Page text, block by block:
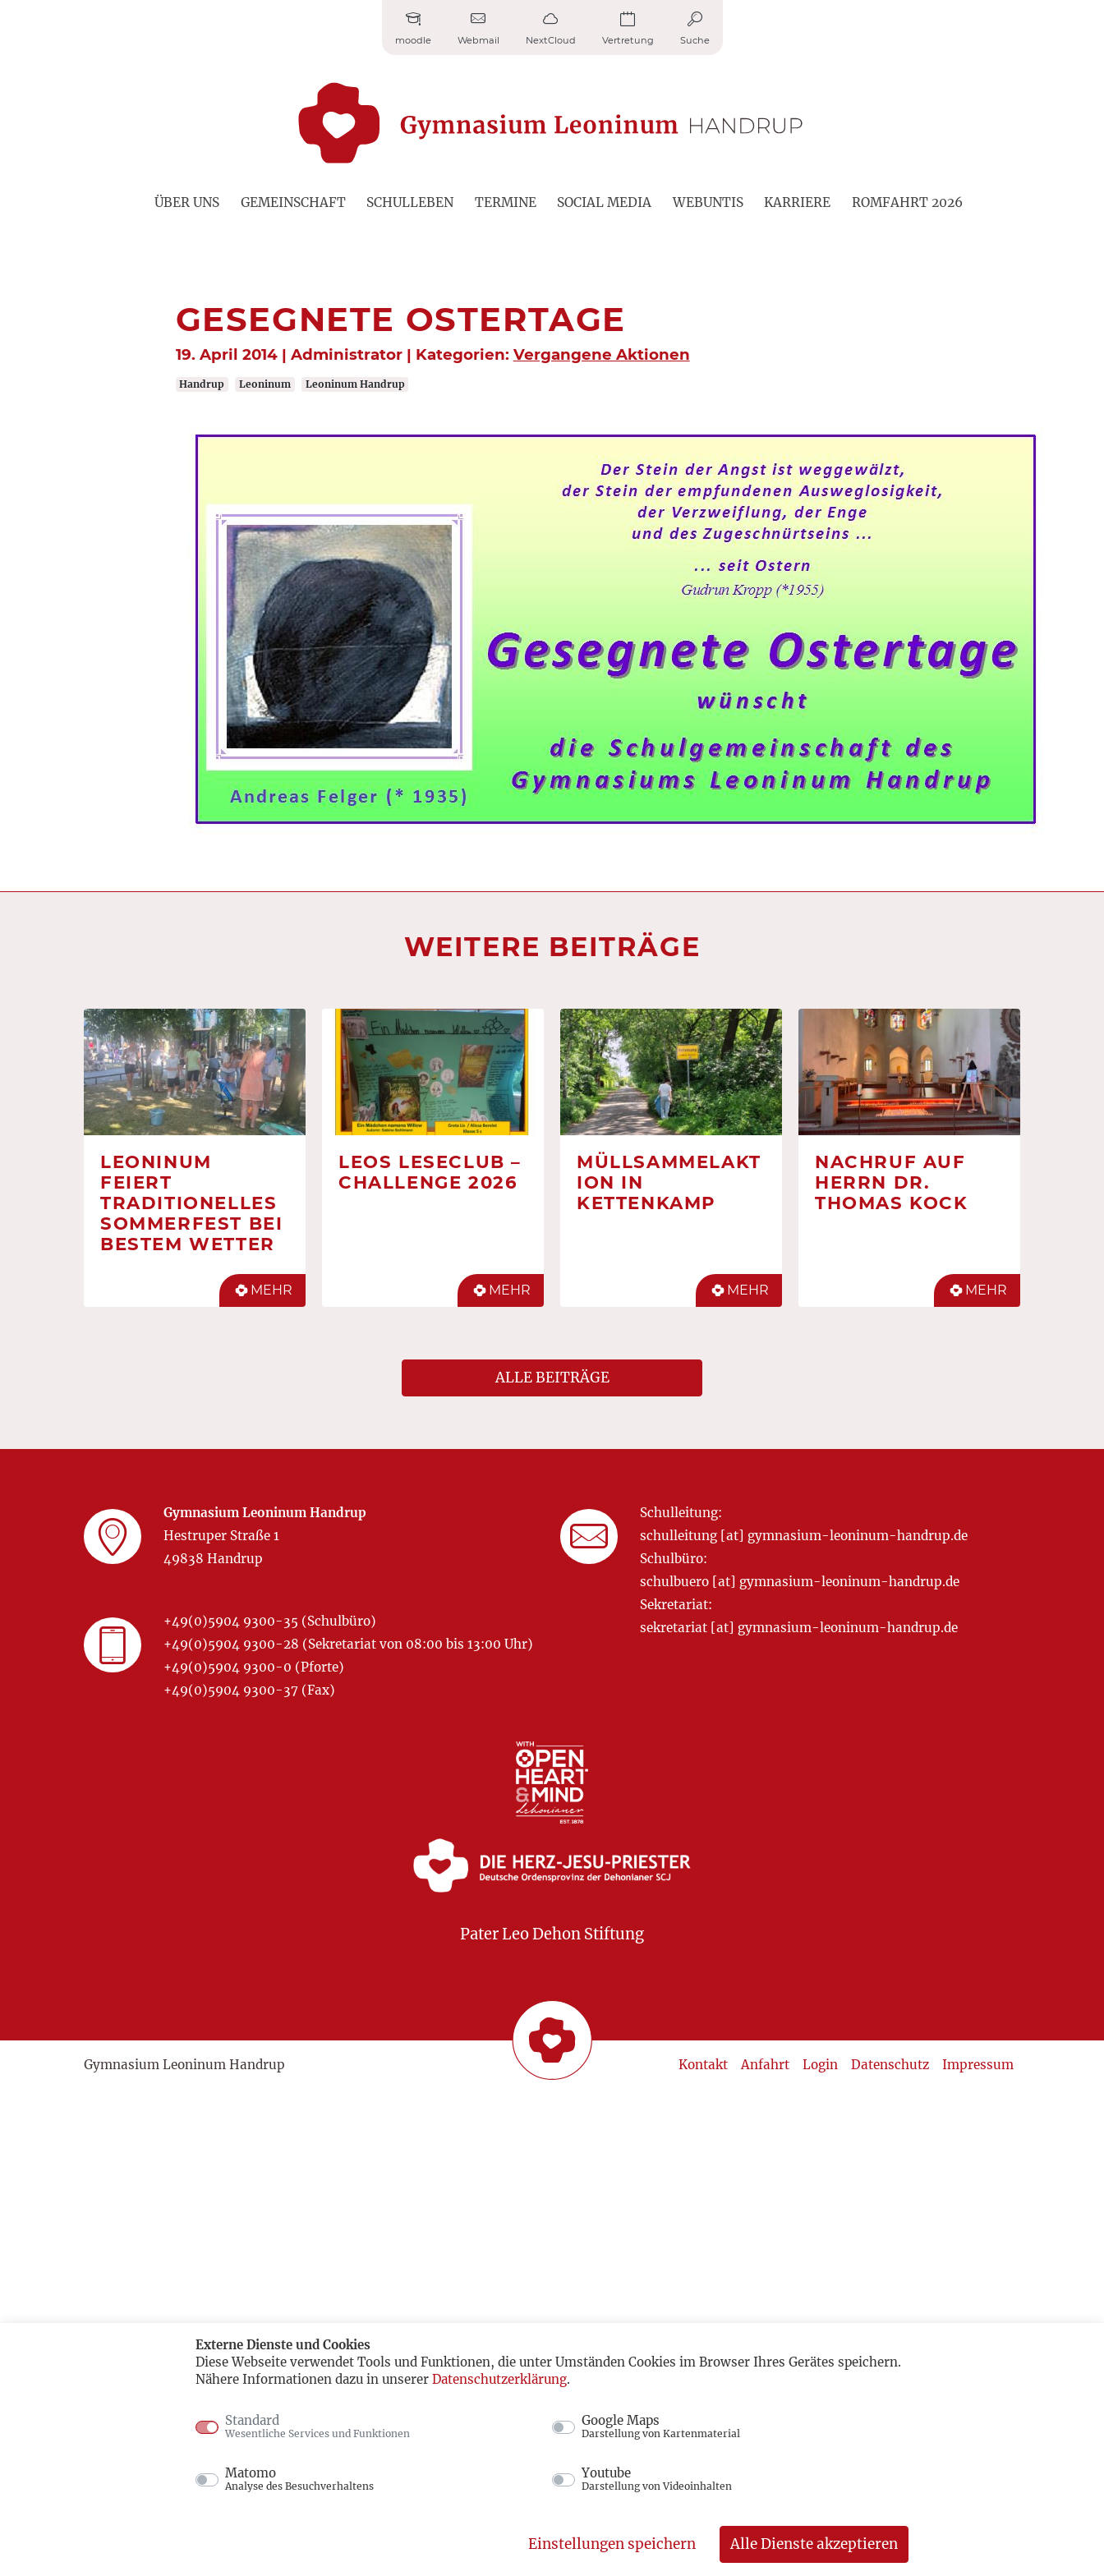
moodle Webmail NextCloud Vertretung Suche
ÜBER UNS GEMEINSCHAFT SCHULLEBEN TERMINE SOCIAL MEDIA WEBUNTIS KARRIERE ROMFAHRT 2026
GESEGNETE OSTERTAGE
19. April 2014 | Administrator | Kategorien: Vergangene Aktionen
Handrup Leoninum Leoninum Handrup
WEITERE BEITRÄGE
LEONINUM
FEIERT
TRADITIONELLES
SOMMERFEST BEI
BESTEM WETTER
MEHR
LEOS LESECLUB –
CHALLENGE 2026
MEHR
MÜLLSAMMELAKT
ION IN
KETTENKAMP
MEHR
NACHRUF AUF
HERRN DR.
THOMAS KOCK
MEHR
ALLE BEITRÄGE
Gymnasium Leoninum Handrup
Hestruper Straße 1
49838 Handrup
+49(0)5904 9300-35 (Schulbüro)
+49(0)5904 9300-28 (Sekretariat von 08:00 bis 13:00 Uhr)
+49(0)5904 9300-0 (Pforte)
+49(0)5904 9300-37 (Fax)
Schulleitung:
schulleitung [at] gymnasium-leoninum-handrup.de
Schulbüro:
schulbuero [at] gymnasium-leoninum-handrup.de
Sekretariat:
sekretariat [at] gymnasium-leoninum-handrup.de
Pater Leo Dehon Stiftung
Kontakt Anfahrt Login Datenschutz Impressum
Gymnasium Leoninum Handrup
Externe Dienste und Cookies
Diese Webseite verwendet Tools und Funktionen, die unter Umständen Cookies im Browser Ihres Gerätes speichern.
Nähere Informationen dazu in unserer Datenschutzerklärung.
Standard
Wesentliche Services und Funktionen
Google Maps
Darstellung von Kartenmaterial
Matomo
Analyse des Besuchverhaltens
Youtube
Darstellung von Videoinhalten
Alle Dienste akzeptieren
Einstellungen speichern